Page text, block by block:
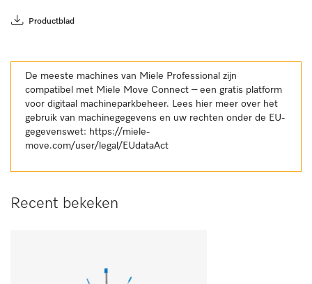
Productblad
De meeste machines van Miele Professional zijn
compatibel met Miele Move Connect – een gratis platform
voor digitaal machineparkbeheer. Lees hier meer over het
gebruik van machinegegevens en uw rechten onder de EU-
gegevenswet: https://miele-
move.com/user/legal/EUdataAct
Recent bekeken